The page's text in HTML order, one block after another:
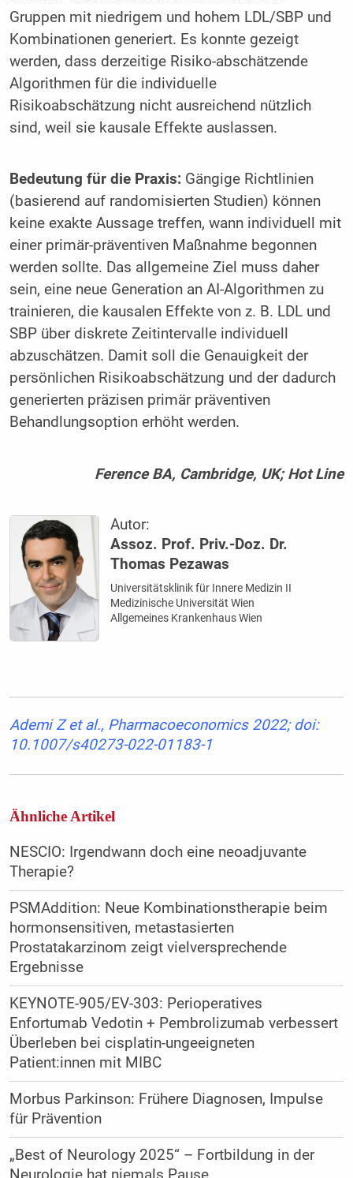
Gruppen mit niedrigem und hohem LDL/SBP und
Kombinationen generiert. Es konnte gezeigt
werden, dass derzeitige Risiko-abschätzende
Algorithmen für die individuelle
Risikoabschätzung nicht ausreichend nützlich
sind, weil sie kausale Effekte auslassen.
Bedeutung für die Praxis:Gängige Richtlinien
(basierend auf randomisierten Studien) können
keine exakte Aussage treffen, wann individuell mit
einer primär-präventiven Maßnahme begonnen
werden sollte. Das allgemeine Ziel muss daher
sein, eine neue Generation an AI-Algorithmen zu
trainieren, die kausalen Effekte von z. B. LDL und
SBP über diskrete Zeitintervalle individuell
abzuschätzen. Damit soll die Genauigkeit der
persönlichen Risikoabschätzung und der dadurch
generierten präzisen primär präventiven
Behandlungsoption erhöht werden.
Ference BA, Cambridge, UK; Hot Line
Autor:
Assoz. Prof. Priv.-Doz. Dr.
Thomas Pezawas
Universitätsklinik für Innere Medizin II
Medizinische Universität Wien
Allgemeines Krankenhaus Wien
Ademi Z et al., Pharmacoeconomics 2022; doi:
10.1007/s40273-022-01183-1
Ähnliche Artikel
NESCIO: Irgendwann doch eine neoadjuvante
Therapie?
PSMAddition: Neue Kombinationstherapie beim
hormonsensitiven, metastasierten
Prostatakarzinom zeigt vielversprechende
Ergebnisse
KEYNOTE-905/EV-303: Perioperatives
Enfortumab Vedotin + Pembrolizumab verbessert
Überleben bei cisplatin-ungeeigneten
Patient:innen mit MIBC
Morbus Parkinson: Frühere Diagnosen, Impulse
für Prävention
„Best of Neurology 2025“ – Fortbildung in der